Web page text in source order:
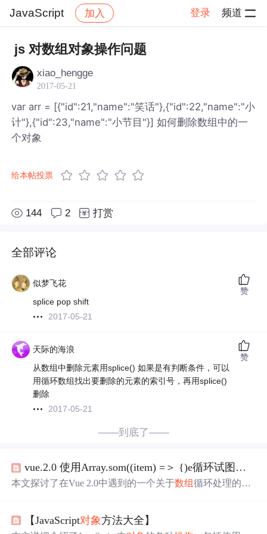
JavaScript 加入 登录 频道
社区 JavaScript 帖子详情
js 对数组对象操作问题
xiao_hengge
2017-05-21
var arr = [{"id":21,"name":"笑话"},{"id":22,"name":"小
计"},{"id":23,"name":"小节目"}] 如何删除数组中的一
个对象
给本帖投票
144 2 打赏
全部评论
似梦飞花
splice pop shift
2017-05-21
赞
天际的海浪
从数组中删除元素用splice() 如果是有判断条件，可以
用循环数组找出要删除的元素的索引号，再用splice()
删除
2017-05-21
赞
——到底了——
vue.2.0 使用Array.som((item) =＞ {)e循环试图更改item的值为新的
本文探讨了在Vue 2.0中遇到的一个关于数组循环处理的问
了JavaScript中对象引用的概念，并提醒开发者注意避免常
【JavaScript对象方法大全】